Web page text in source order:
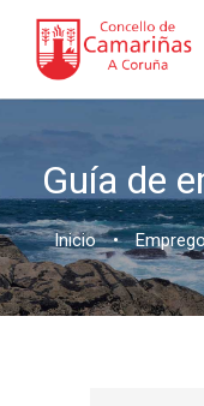
Guía de
Inicio •